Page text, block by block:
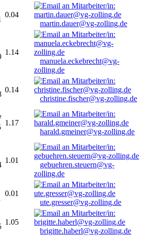
0.04
martin.dauer@vg-zolling.de
1.14
manuela.eckebrecht@vg-
zolling.de
0.14
christine.fischer@vg-zolling.de
1.17
harald.gmeiner@vg-zolling.de
1.01
gebuehren.steuern@vg-
zolling.de
0.01
ute.gresser@vg-zolling.de
1.05
brigitte.haberl@vg-zolling.de